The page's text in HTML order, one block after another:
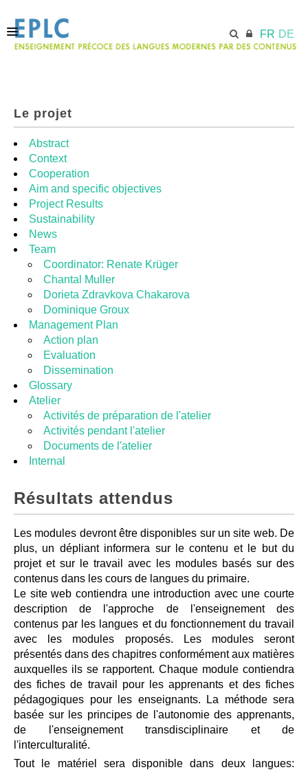
FR DE
MODULES
RESSOURCES
Le projet
Abstract
Context
Cooperation
Aim and specific objectives
Project Results
Sustainability
News
Team
Coordinator: Renate Krüger
Chantal Muller
Dorieta Zdravkova Chakarova
Dominique Groux
Management Plan
Action plan
Evaluation
Dissemination
Glossary
Atelier
Activités de préparation de l'atelier
Activités pendant l'atelier
Documents de l'atelier
Internal
Résultats attendus
Les modules devront être disponibles sur un site web. De
plus, un dépliant informera sur le contenu et le but du
projet et sur le travail avec les modules basés sur des
contenus dans les cours de langues du primaire.
Le site web contiendra une introduction avec une courte
description de l'approche de l'enseignement des
contenus par les langues et du fonctionnement du travail
avec les modules proposés. Les modules seront
présentés dans des chapitres conformément aux matières
auxquelles ils se rapportent. Chaque module contiendra
des fiches de travail pour les apprenants et des fiches
pédagogiques pour les enseignants. La méthode sera
basée sur les principes de l'autonomie des apprenants,
de l'enseignement transdisciplinaire et de
l'interculturalité.
Tout le matériel sera disponible dans deux langues: